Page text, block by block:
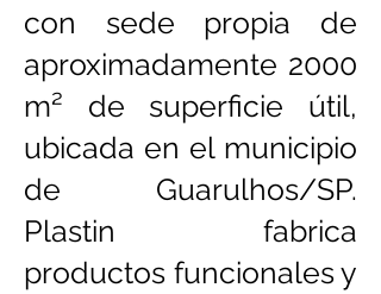
con sede propia de
aproximadamente 2000
m² de superficie útil,
ubicada en el municipio
de Guarulhos/SP.
Plastin fabrica
productos funcionales y